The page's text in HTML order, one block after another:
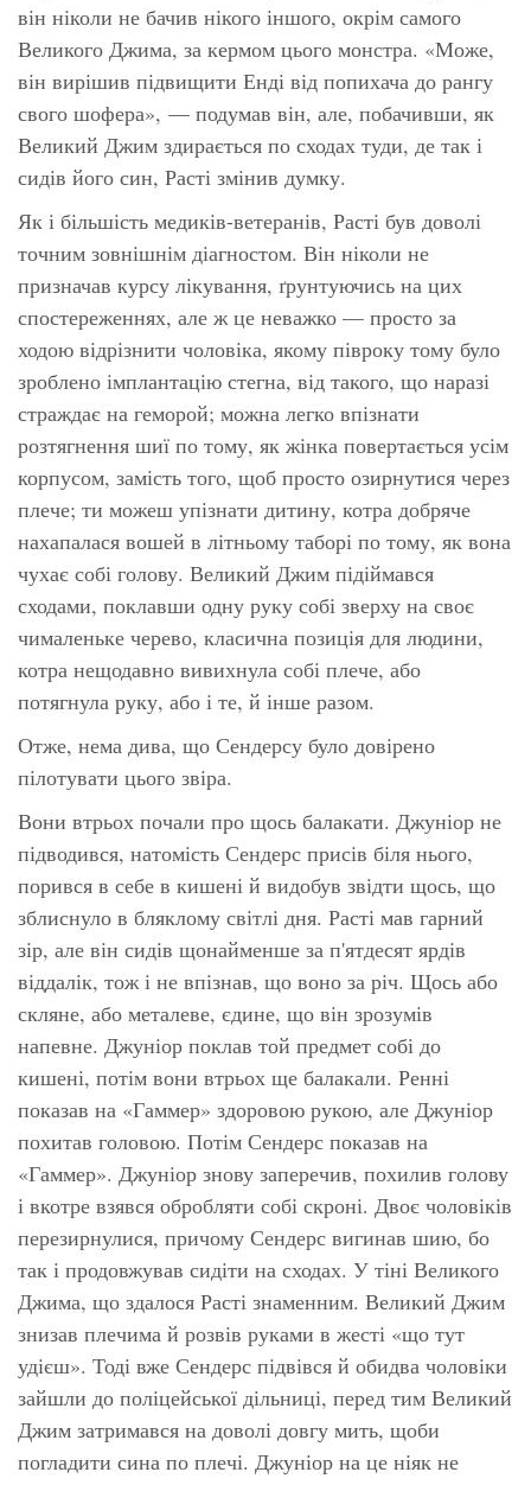
він ніколи не бачив нікого іншого, окрім самого
Великого Джима, за кермом цього монстра. «Може,
він вирішив підвищити Енді від попихача до рангу
свого шофера», — подумав він, але, побачивши, як
Великий Джим здирається по сходах туди, де так і
сидів його син, Расті змінив думку.
Як і більшість медиків-ветеранів, Расті був доволі
точним зовнішнім діагностом. Він ніколи не
призначав курсу лікування, ґрунтуючись на цих
спостереженнях, але ж це неважко — просто за
ходою відрізнити чоловіка, якому півроку тому було
зроблено імплантацію стегна, від такого, що наразі
страждає на геморой; можна легко впізнати
розтягнення шиї по тому, як жінка повертається усім
корпусом, замість того, щоб просто озирнутися через
плече; ти можеш упізнати дитину, котра добряче
нахапалася вошей в літньому таборі по тому, як вона
чухає собі голову. Великий Джим підіймався
сходами, поклавши одну руку собі зверху на своє
чималеньке черево, класична позиція для людини,
котра нещодавно вивихнула собі плече, або
потягнула руку, або і те, й інше разом.
Отже, нема дива, що Сендерсу було довірено
пілотувати цього звіра.
Вони втрьох почали про щось балакати. Джуніор не
підводився, натомість Сендерс присів біля нього,
порився в себе в кишені й видобув звідти щось, що
зблиснуло в бляклому світлі дня. Расті мав гарний
зір, але він сидів щонайменше за п'ятдесят ярдів
віддалік, тож і не впізнав, що воно за річ. Щось або
скляне, або металеве, єдине, що він зрозумів
напевне. Джуніор поклав той предмет собі до
кишені, потім вони втрьох ще балакали. Ренні
показав на «Гаммер» здоровою рукою, але Джуніор
похитав головою. Потім Сендерс показав на
«Гаммер». Джуніор знову заперечив, похилив голову
і вкотре взявся обробляти собі скроні. Двоє чоловіків
перезирнулися, причому Сендерс вигинав шию, бо
так і продовжував сидіти на сходах. У тіні Великого
Джима, що здалося Расті знаменним. Великий Джим
знизав плечима й розвів руками в жесті «що тут
удієш». Тоді вже Сендерс підвівся й обидва чоловіки
зайшли до поліцейської дільниці, перед тим Великий
Джим затримався на доволі довгу мить, щоби
погладити сина по плечі. Джуніор на це ніяк не